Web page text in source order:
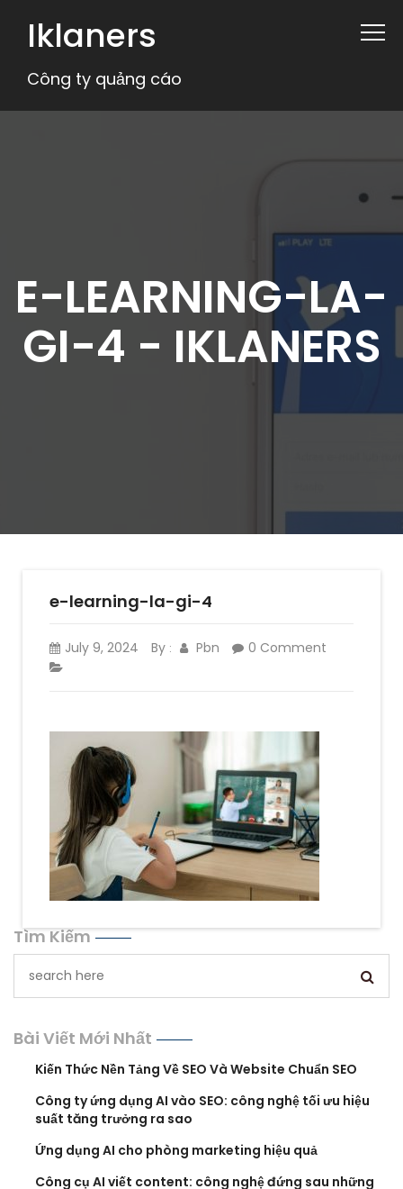
Iklaners
Công ty quảng cáo
E-LEARNING-LA-
GI-4 - IKLANERS
e-learning-la-gi-4
July 9, 2024 By : Pbn 0 Comment
Tìm Kiếm
Bài Viết Mới Nhất
Kiến Thức Nền Tảng Về SEO Và Website Chuẩn SEO
Công ty ứng dụng AI vào SEO: công nghệ tối ưu hiệu
suất tăng trưởng ra sao
Ứng dụng AI cho phòng marketing hiệu quả
Công cụ AI viết content: công nghệ đứng sau những